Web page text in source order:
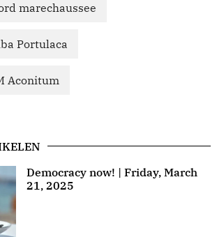
marechaussee
Portulaca
Aconitum
Democracy now! | Friday, March
21, 2025